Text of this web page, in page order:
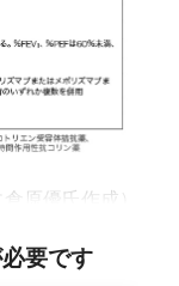
原優氏作成）
要です